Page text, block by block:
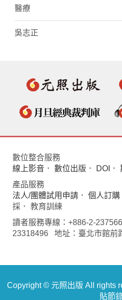
醫療
吳志正
數位整合服務
線上影音 ． 數位出版 ． DOI ．
產品服務
法人/團體試用申請 ． 個人訂購
採． 教育訓練
讀者服務專線：+886-2-
23318496 地址：臺北市館前
Copyright © 元照出版 All rights
貼節